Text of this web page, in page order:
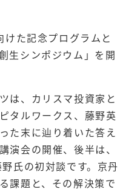
た記念プログラムと
生シンポジウム」を開
は、カリスマ投資家と
タルワークス、藤野英
た末に辿り着いた答え
演会の開催、後半は、
氏の初対談です。京丹
課題と、その解決策で